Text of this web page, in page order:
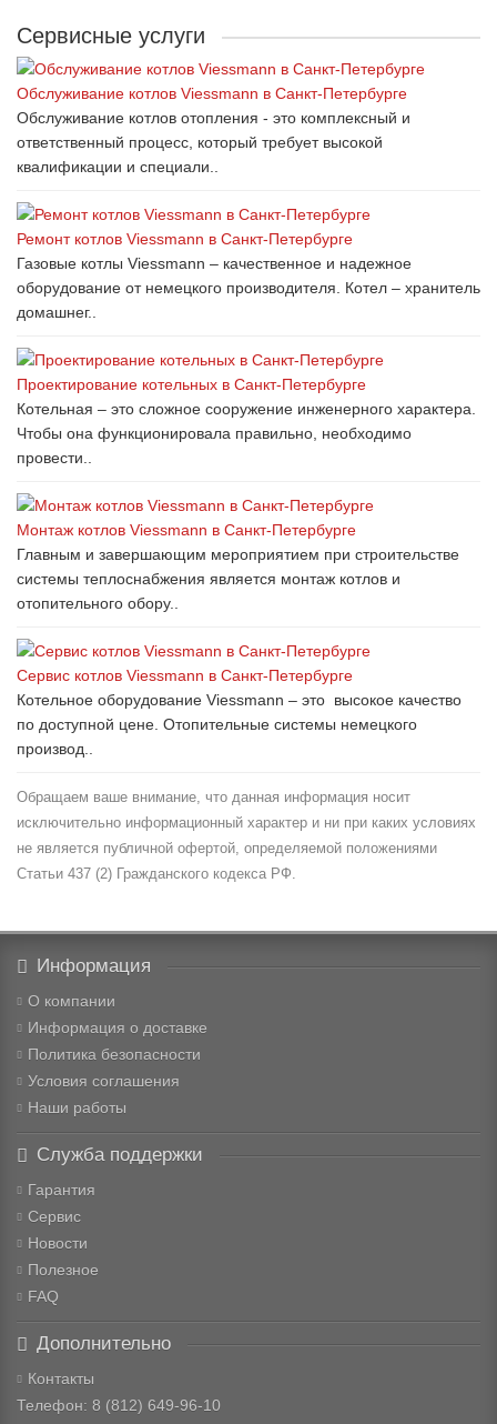
Сервисные услуги
Обслуживание котлов Viessmann в Санкт-Петербурге
Обслуживание котлов отопления - это комплексный и
ответственный процесс, который требует высокой
квалификации и специали..
Ремонт котлов Viessmann в Санкт-Петербурге
Газовые котлы Viessmann – качественное и надежное
оборудование от немецкого производителя. Котел – хранитель
домашнег..
Проектирование котельных в Санкт-Петербурге
Котельная – это сложное сооружение инженерного характера.
Чтобы она функционировала правильно, необходимо
провести..
Монтаж котлов Viessmann в Санкт-Петербурге
Главным и завершающим мероприятием при строительстве
системы теплоснабжения является монтаж котлов и
отопительного обору..
Сервис котлов Viessmann в Санкт-Петербурге
Котельное оборудование Viessmann – это высокое качество
по доступной цене. Отопительные системы немецкого
производ..
Обращаем ваше внимание, что данная информация носит
исключительно информационный характер и ни при каких условиях
не является публичной офертой, определяемой положениями
Статьи 437 (2) Гражданского кодекса РФ.
Информация
О компании
Информация о доставке
Политика безопасности
Условия соглашения
Наши работы
Служба поддержки
Гарантия
Сервис
Новости
Полезное
FAQ
Дополнительно
Контакты
Телефон: 8 (812) 649-96-10